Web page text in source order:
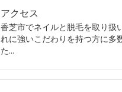
アクセス
香芝市でネイルと脱毛を取り扱
れに強いこだわりを持つ方に多
た…